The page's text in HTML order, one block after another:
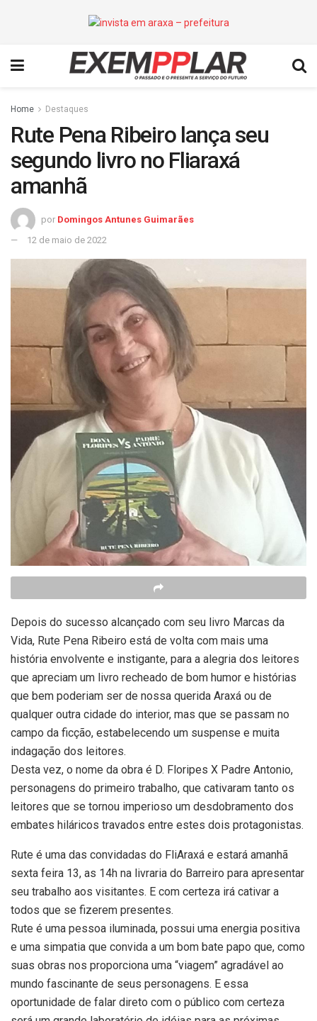
Home Destaques
Rute Pena Ribeiro lança seu
segundo livro no Fliaraxá
amanhã
por Domingos Antunes Guimarães
12 de maio de 2022
Depois do sucesso alcançado com seu livro Marcas da
Vida, Rute Pena Ribeiro está de volta com mais uma
história envolvente e instigante, para a alegria dos leitores
que apreciam um livro recheado de bom humor e histórias
que bem poderiam ser de nossa querida Araxá ou de
qualquer outra cidade do interior, mas que se passam no
campo da ficção, estabelecendo um suspense e muita
indagação dos leitores.
Desta vez, o nome da obra é D. Floripes X Padre Antonio,
personagens do primeiro trabalho, que cativaram tanto os
leitores que se tornou imperioso um desdobramento dos
embates hiláricos travados entre estes dois protagonistas.
Rute é uma das convidadas do FliAraxá e estará amanhã
sexta feira 13, as 14h na livraria do Barreiro para apresentar
seu trabalho aos visitantes. E com certeza irá cativar a
todos que se fizerem presentes.
Rute é uma pessoa iluminada, possui uma energia positiva
e uma simpatia que convida a um bom bate papo que, como
suas obras nos proporciona uma “viagem” agradável ao
mundo fascinante de seus personagens. E essa
oportunidade de falar direto com o público com certeza